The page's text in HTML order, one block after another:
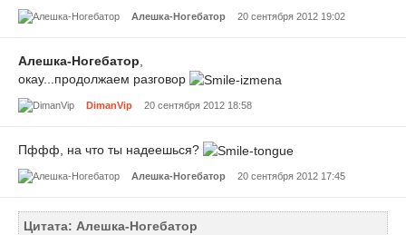
Алешка-Ногебатор 20 сентября 2012 19:02
Алешка-Ногебатор
окау...продолжаем разговор
DimanVip 20 сентября 2012 18:58
Пффф, на что ты надеешься?
Алешка-Ногебатор 20 сентября 2012 17:45
Цитата: Алешка-Ногебатор